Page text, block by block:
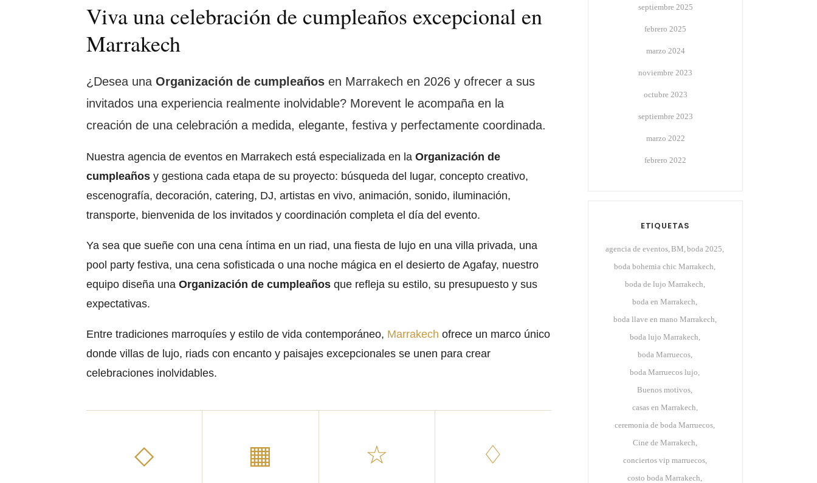
Viva una celebración de cumpleaños excepcional en
Marrakech
¿Desea una Organización de cumpleaños en Marrakech en 2026 y ofrecer a sus
invitados una experiencia realmente inolvidable? Morevent le acompaña en la
creación de una celebración a medida, elegante, festiva y perfectamente coordinada.
Nuestra agencia de eventos en Marrakech está especializada en la Organización de
cumpleaños y gestiona cada etapa de su proyecto: búsqueda del lugar, concepto creativo,
escenografía, decoración, catering, DJ, artistas en vivo, animación, sonido, iluminación,
transporte, bienvenida de los invitados y coordinación completa el día del evento.
Ya sea que sueñe con una cena íntima en un riad, una fiesta de lujo en una villa privada, una
pool party festiva, una cena sofisticada o una noche mágica en el desierto de Agafay, nuestro
equipo diseña una Organización de cumpleaños que refleja su estilo, su presupuesto y sus
expectativas.
Entre tradiciones marroquíes y estilo de vida contemporáneo, Marrakech ofrece un marco único
donde villas de lujo, riads con encanto y paisajes excepcionales se unen para crear
celebraciones inolvidables.
◇ ▦ ☆ ♢
septiembre 2025
febrero 2025
marzo 2024
noviembre 2023
octubre 2023
septiembre 2023
marzo 2022
febrero 2022
ETIQUETAS
agencia de eventos BM boda 2025
boda bohemia chic Marrakech
boda de lujo Marrakech
boda en Marrakech
boda llave en mano Marrakech
boda lujo Marrakech
boda Marruecos
boda Marruecos lujo
Buenos motivos
casas en Marrakech
ceremonia de boda Marruecos
Cine de Marrakech
conciertos vip marruecos
costo boda Marrakech